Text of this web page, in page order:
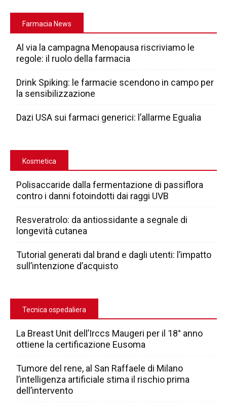
Farmacia News
Al via la campagna Menopausa riscriviamo le
regole: il ruolo della farmacia
Drink Spiking: le farmacie scendono in campo per
la sensibilizzazione
Dazi USA sui farmaci generici: l’allarme Egualia
Kosmetica
Polisaccaride dalla fermentazione di passiflora
contro i danni fotoindotti dai raggi UVB
Resveratrolo: da antiossidante a segnale di
longevità cutanea
Tutorial generati dal brand e dagli utenti: l’impatto
sull’intenzione d’acquisto
Tecnica ospedaliera
La Breast Unit dell’Irccs Maugeri per il 18° anno
ottiene la certificazione Eusoma
Tumore del rene, al San Raffaele di Milano
l’intelligenza artificiale stima il rischio prima
dell’intervento